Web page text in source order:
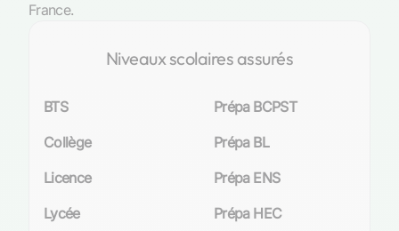
France.
Niveaux scolaires assurés
BTS
Collège
Licence
Lycée
Prépa BCPST
Prépa BL
Prépa ENS
Prépa HEC